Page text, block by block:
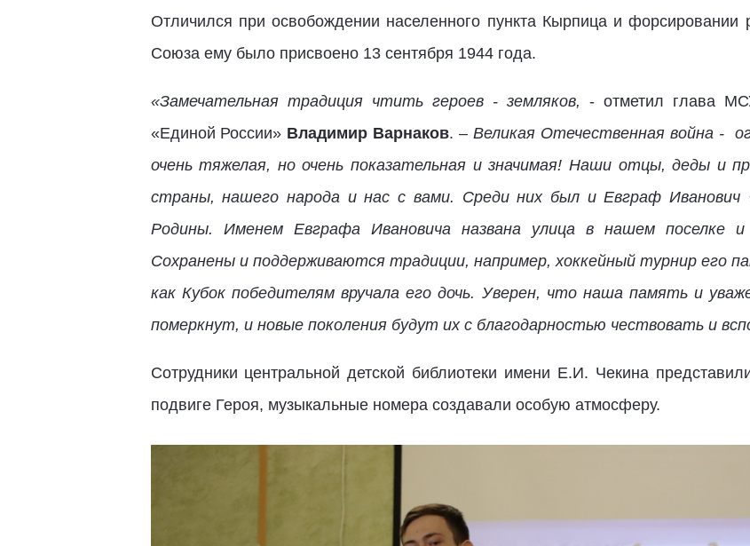
Отличился при освобождении населенного пункта Кырпица и
Союза ему было присвоено 13 сентября 1944 года.
«Замечательная традиция чтить героев - земляков, - отметил глава
«Единой России» Владимир Варнаков. –Великая Отечественная война -
очень тяжелая, но очень показательная и значимая! Наши отцы, деды и
страны, нашего народа и нас с вами. Среди них был и Евграф
Родины. Именем Евграфа Ивановича названа улица в нашем поселке
Сохранены и поддерживаются традиции, например, хоккейный турнир его
как Кубок победителям вручала его дочь. Уверен, что наша память и
померкнут, и новые поколения будут их с благодарностью чествовать и
Сотрудники центральной детской библиотеки имени Е.И. Чекина
подвиге Героя, музыкальные номера создавали особую атмосферу.